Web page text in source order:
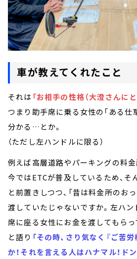
車が教えてくれたこと
それは 「お相手の性格（大澄さんに
つまり助手席に乗る女性の「ある仕
分かる…とか。
（ただし左ハンドルに限る）
例えば高層道路やパーキングの料金
今ではETCが普及しているため、そ
と前置きしつつ、「昔は料金所のお
渡していたじゃないですか。左ハン
席に座る女性にお金を渡してもら
と語り 「その時、さり気なく『ご苦
か！それを言える人はハナマル！ドン